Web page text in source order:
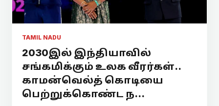
TAMIL NADU
2030இல் இந்தியாவில்
சங்கமிக்கும் உலக வீரர்கள்..
காமன்வெல்த் கொடியை
பெற்றுக்கொண்ட ந...